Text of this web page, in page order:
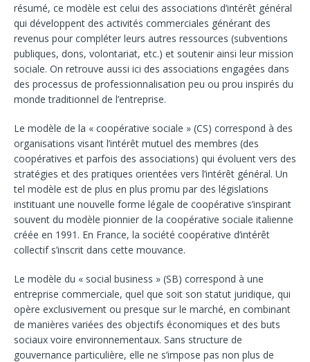
résumé, ce modèle est celui des associations d’intérêt général
qui développent des activités commerciales générant des
revenus pour compléter leurs autres ressources (subventions
publiques, dons, volontariat, etc.) et soutenir ainsi leur mission
sociale. On retrouve aussi ici des associations engagées dans
des processus de professionnalisation peu ou prou inspirés du
monde traditionnel de l’entreprise.
Le modèle de la « coopérative sociale » (CS) correspond à des
organisations visant l’intérêt mutuel des membres (des
coopératives et parfois des associations) qui évoluent vers des
stratégies et des pratiques orientées vers l’intérêt général. Un
tel modèle est de plus en plus promu par des législations
instituant une nouvelle forme légale de coopérative s’inspirant
souvent du modèle pionnier de la coopérative sociale italienne
créée en 1991. En France, la société coopérative d’intérêt
collectif s’inscrit dans cette mouvance.
Le modèle du « social business » (SB) correspond à une
entreprise commerciale, quel que soit son statut juridique, qui
opère exclusivement ou presque sur le marché, en combinant
de manières variées des objectifs économiques et des buts
sociaux voire environnementaux. Sans structure de
gouvernance particulière, elle ne s’impose pas non plus de